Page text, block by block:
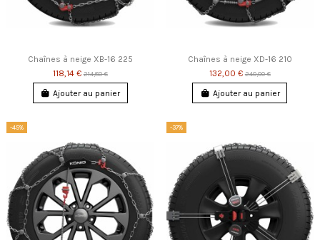
Chaînes à neige XB-16 225
118,14 €214,80 €
Ajouter au panier
Chaînes à neige XD-16 210
132,00 €240,00 €
Ajouter au panier
-45% -37%